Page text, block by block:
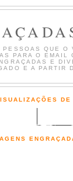
QUE
PARA O
E
E A PARTIR